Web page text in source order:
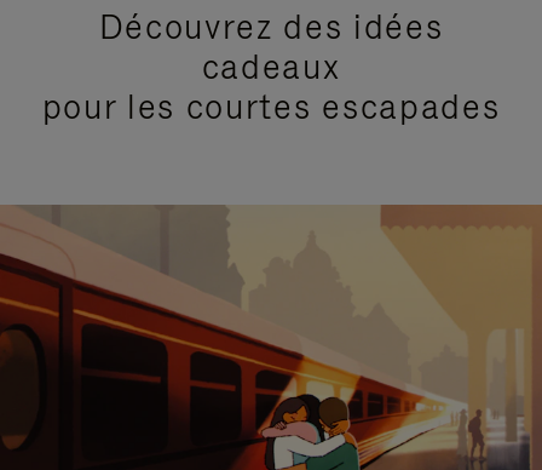
Découvrez des idées
cadeaux
pour les courtes escapades